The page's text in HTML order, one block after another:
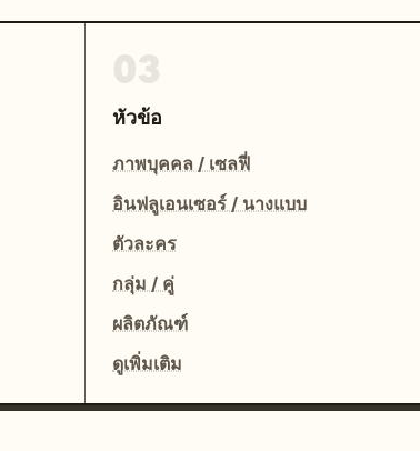
หัวข้อ
ภาพบุคคล / เซลฟี่
อินฟลูเอนเซอร์ / นางแบบ
ตัวละคร
กลุ่ม / คู่
ผลิตภัณฑ์
ดูเพิ่มเติม